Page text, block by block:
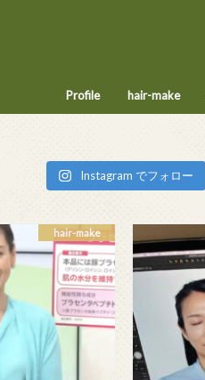
Profile hair-make
Instagram でフォロー
hair-make